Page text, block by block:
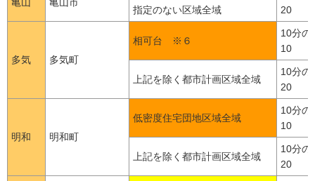
指定のない区域全域
20
多気 多気町
相可台 ※６
10分の
10
上記を除く都市計画区域全域
10分の
20
明和 明和町
低密度住宅団地区域全域
10分の
10
上記を除く都市計画区域全域
10分の
20